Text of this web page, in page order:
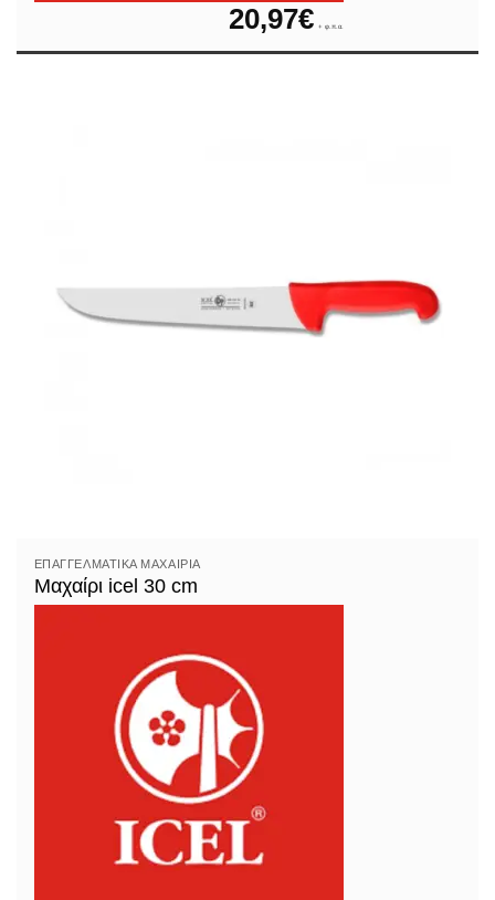
20,97€ + φ.π.α.
ΕΠΑΓΓΕΛΜΑΤΙΚΆ ΜΑΧΑΊΡΙΑ
Μαχαίρι icel 30 cm